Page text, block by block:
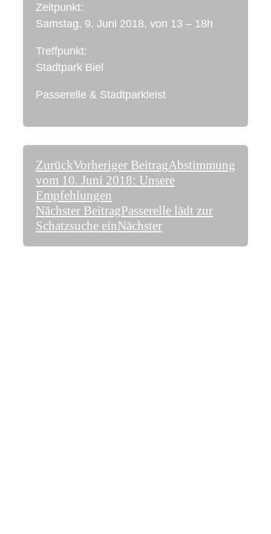
Zeitpunkt:
Samstag, 9. Juni 2018, von 13 – 18h
Treffpunkt:
Stadtpark Biel
Passerelle & Stadtparkleist
ZurückVorheriger BeitragAbstimmung
vom 10. Juni 2018: Unsere
Empfehlungen
Nächster BeitragPasserelle lädt zur
Schatzsuche einNächster